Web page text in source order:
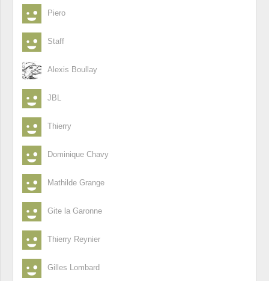
Piero
Staff
Alexis Boullay
JBL
Thierry
Dominique Chavy
Mathilde Grange
Gite la Garonne
Thierry Reynier
Gilles Lombard